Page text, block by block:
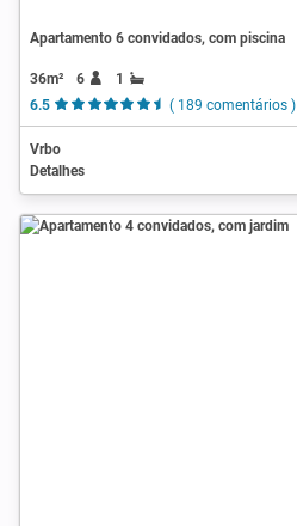
Apartamento 6 convidados, com piscina
36m² 6
1
6.5
( 189 comentários )
Vrbo
Detalhes